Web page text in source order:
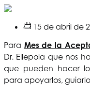
15 de abril de
Para Mes de la
Dr. Ellepola que nos
que pueden hacer
para apoyarlos,